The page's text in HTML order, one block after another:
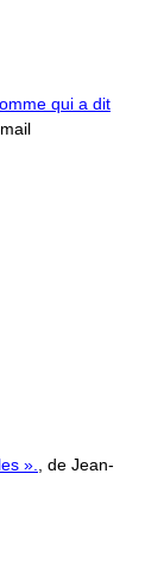
qui a dit
»., de Jean-